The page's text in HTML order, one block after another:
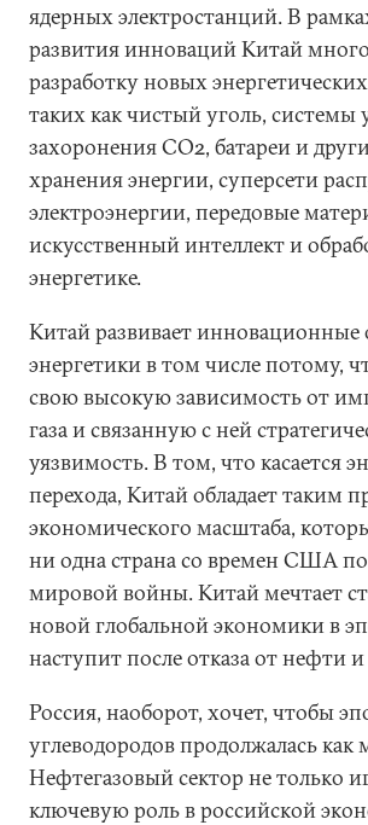
ядерных электростанций. В
развития инноваций Китай
разработку новых
таких как чистый уголь, системы
захоронения СО2, батареи и
хранения энергии, суперсети
электроэнергии, передовые
искусственный интеллект и
энергетике.
Китай развивает инновационные
энергетики в том числе потому,
свою высокую зависимость от
газа и связанную с ней
уязвимость. В том, что касается
перехода, Китай обладает таким
экономического масштаба,
ни одна страна со времен США
мировой войны. Китай мечтает
новой глобальной экономики в
наступит после отказа от нефти и
Россия, наоборот, хочет, чтобы
углеводородов продолжалась
Нефтегазовый сектор не только
ключевую роль в российской